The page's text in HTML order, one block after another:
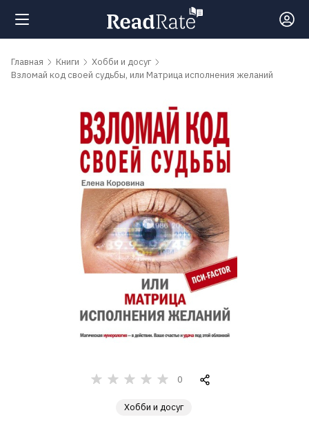
Поиск
обсуждаемые
Главная Книги
Хобби и досуг
Взломай код своей судьбы, или Матрица исполнения желаний
0
Хобби и досуг